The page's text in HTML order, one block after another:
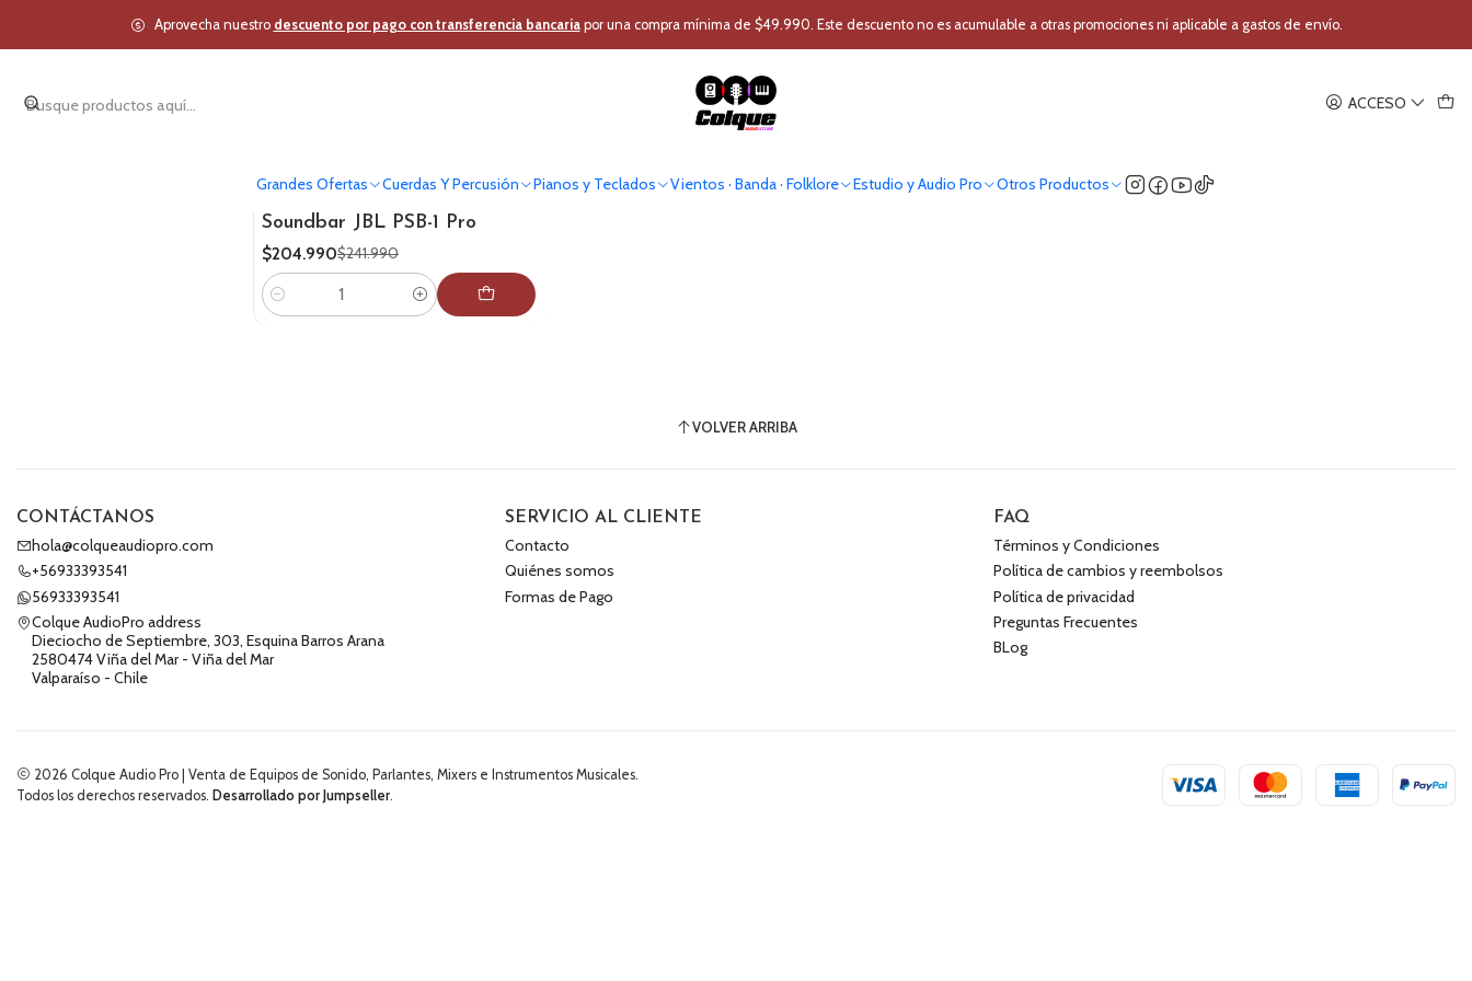
ACCESO
Grandes Ofertas Cuerdas Y Percusión Pianos y Teclados Vientos · Banda · Folklore Estudio y Audio Pro Otros Productos
Aprovecha nuestro descuento por pago con transferencia bancariapor una compra mínima de $49.990. Este descuento no es acumulable a otras promociones ni aplicable a gastos de envío.
Inicio Otros Productos Audio Home Soundbar
Soundbar
522006006038|JBL
Soundbar JBL PSB-1 Pro
$204.990$241.990
Cantidad
VOLVER ARRIBA
CONTÁCTANOS
hola@colqueaudiopro.com
+56933393541
56933393541
Colque AudioPro address
Dieciocho de Septiembre, 303, Esquina Barros Arana
2580474 Viña del Mar - Viña del Mar
Valparaíso - Chile
SERVICIO AL CLIENTE
Contacto
Quiénes somos
Formas de Pago
FAQ
Términos y Condiciones
Política de cambios y reembolsos
Política de privacidad
Preguntas Frecuentes
BLog
2026 Colque Audio Pro | Venta de Equipos de Sonido, Parlantes, Mixers e Instrumentos Musicales.
Todos los derechos reservados. Desarrollado por Jumpseller.